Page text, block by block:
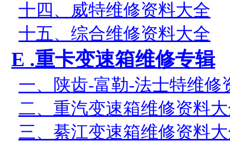
十四、威特维修资料大全
十五、综合维修资料大全
E .重卡变速箱维修专辑
一、陕齿-富勒-法士特维修
二、重汽变速箱维修资料
三、綦江变速箱维修资料